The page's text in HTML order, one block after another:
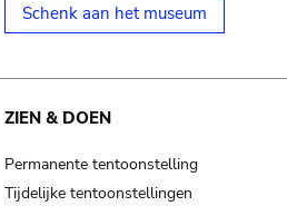
Schenk aan het museum
ZIEN & DOEN
Permanente tentoonstelling
Tijdelijke tentoonstellingen